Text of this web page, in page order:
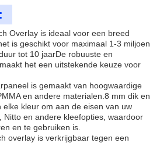
Overlay is ideaal voor een breed
is geschikt voor maximaal 1-3 miljoen
tot 10 jaarDe robuuste en
het een uitstekende keuze voor
is gemaakt van hoogwaardige
en andere materialen.8 mm dik en
elke kleur om aan de eisen van uw
Nitto en andere kleefopties, waardoor
en te gebruiken is.
overlay is verkrijgbaar tegen een